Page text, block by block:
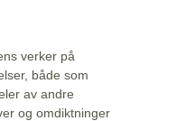
verker på
både som
av andre
og omdiktninger